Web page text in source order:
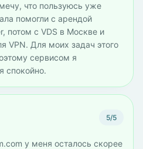
что пользуюсь уже
помогли с арендой
потом с VDS в Москве и
VPN. Для моих задач этого
сервисом я
спокойно.
5/5
у меня осталось скорее